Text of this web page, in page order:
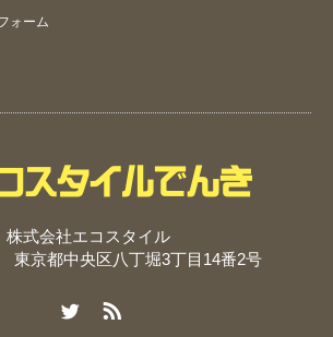
ォーム
株式会社エコスタイル
東京都中央区八丁堀3丁目14番2号